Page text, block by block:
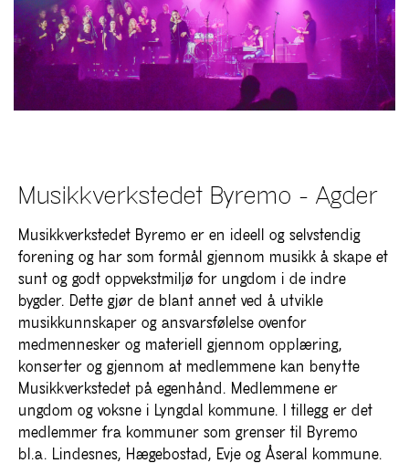
Musikkverkstedet Byremo - Agder
Musikkverkstedet Byremo er en ideell og selvstendig
forening og har som formål gjennom musikk å skape et
sunt og godt oppvekstmiljø for ungdom i de indre
bygder. Dette gjør de blant annet ved å utvikle
musikkunnskaper og ansvarsfølelse ovenfor
medmennesker og materiell gjennom opplæring,
konserter og gjennom at medlemmene kan benytte
Musikkverkstedet på egenhånd. Medlemmene er
ungdom og voksne i Lyngdal kommune. I tillegg er det
medlemmer fra kommuner som grenser til Byremo
bl.a. Lindesnes, Hægebostad, Evje og Åseral kommune.